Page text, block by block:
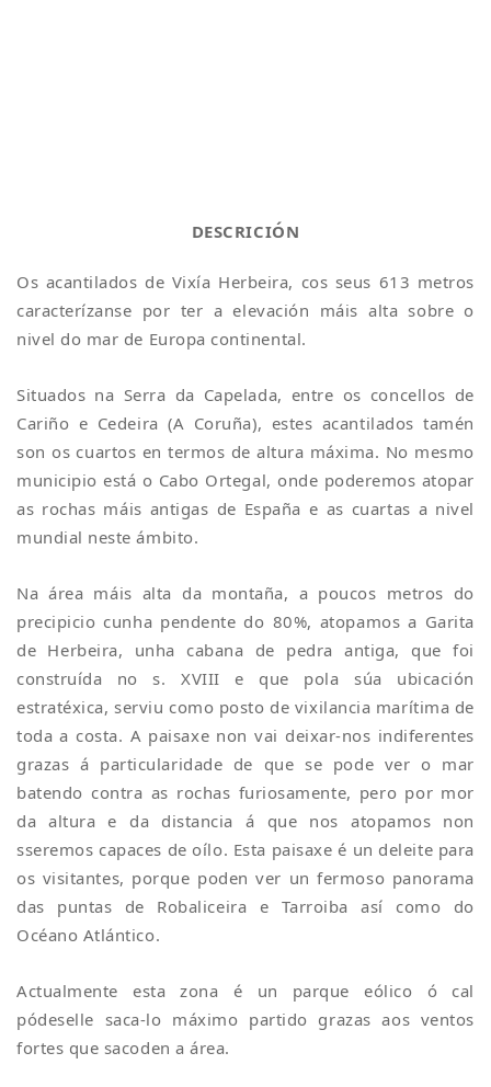
DESCRICIÓN
Os acantilados de Vixía Herbeira, cos seus 613 metros
caracterízanse por ter a elevación máis alta sobre o
nivel do mar de Europa continental.
Situados na Serra da Capelada, entre os concellos de
Cariño e Cedeira (A Coruña), estes acantilados tamén
son os cuartos en termos de altura máxima. No mesmo
municipio está o Cabo Ortegal, onde poderemos atopar
as rochas máis antigas de España e as cuartas a nivel
mundial neste ámbito.
Na área máis alta da montaña, a poucos metros do
precipicio cunha pendente do 80%, atopamos a Garita
de Herbeira, unha cabana de pedra antiga, que foi
construída no s. XVIII e que pola súa ubicación
estratéxica, serviu como posto de vixilancia marítima de
toda a costa. A paisaxe non vai deixar-nos indiferentes
grazas á particularidade de que se pode ver o mar
batendo contra as rochas furiosamente, pero por mor
da altura e da distancia á que nos atopamos non
sseremos capaces de oílo. Esta paisaxe é un deleite para
os visitantes, porque poden ver un fermoso panorama
das puntas de Robaliceira e Tarroiba así como do
Océano Atlántico.
Actualmente esta zona é un parque eólico ó cal
pódeselle saca-lo máximo partido grazas aos ventos
fortes que sacoden a área.